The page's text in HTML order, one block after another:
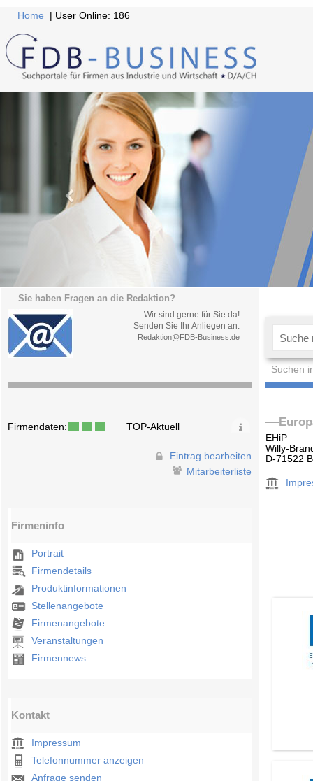
Home | User Online: 186
Sie haben Fragen an die Redaktion?
Wir sind gerne für Sie da!
Senden Sie Ihr Anliegen an:
Redaktion@FDB-Business.de
Suchen
Firmendaten: TOP-Aktuell
Eintrag bearbeiten
Mitarbeiterliste
Firmeninfo
Portrait
Firmendetails
Produktinformationen
Stellenangebote
Firmenangebote
Veranstaltungen
Firmennews
Kontakt
Impressum
Telefonnummer anzeigen
Anfrage senden
EHiP
Willy-
D-71522